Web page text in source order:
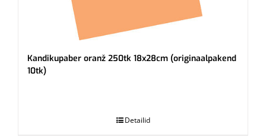
Kandikupaber oranž 250tk 18x28cm (originaalpakend
10tk)
Detailid